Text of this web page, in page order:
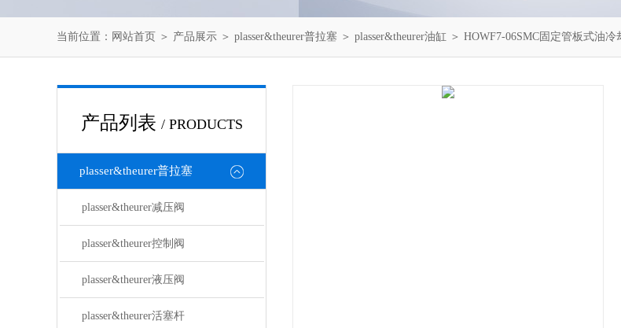
当前位置： 网站首页 ＞ 产品展示 ＞ plasser&theurer普拉塞 ＞ plasser&theurer油缸 ＞ HOWF7-06SMC固定管板式油
产品列表 / PRODUCTS
plasser&theurer普拉塞
plasser&theurer减压阀
plasser&theurer控制阀
plasser&theurer液压阀
plasser&theurer活塞杆